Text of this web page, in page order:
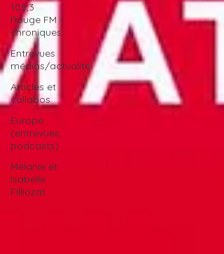
105,3
Rouge FM -
chroniques
Entrevues
médias/actualité
Articles et
collabos
Europe
(entrevues,
podcasts)
Mélanie et
Isabelle
Filliozat